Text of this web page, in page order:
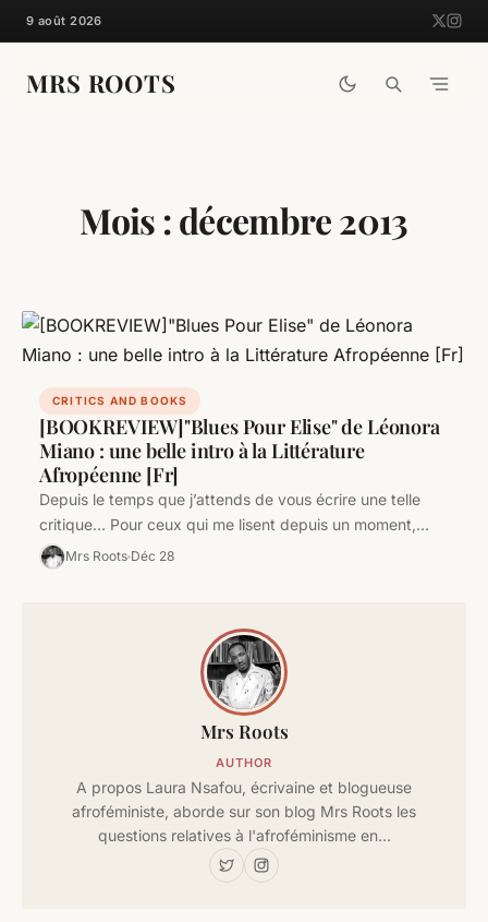
Skip
to
content
9 août 2026
MRS ROOTS
Mois :décembre 2013
CRITICS AND BOOKS
[BOOKREVIEW]"Blues Pour Elise" de Léonora
Miano : une belle intro à la Littérature
Afropéenne [Fr]
Depuis le temps que j’attends de vous écrire une telle
critique… Pour ceux qui me lisent depuis un moment,
vous…Mrs Roots Déc 28
Mrs Roots
AUTHOR
A propos Laura Nsafou, écrivaine et blogueuse
afroféministe, aborde sur son blog Mrs Roots les
questions relatives à l'afroféminisme en…